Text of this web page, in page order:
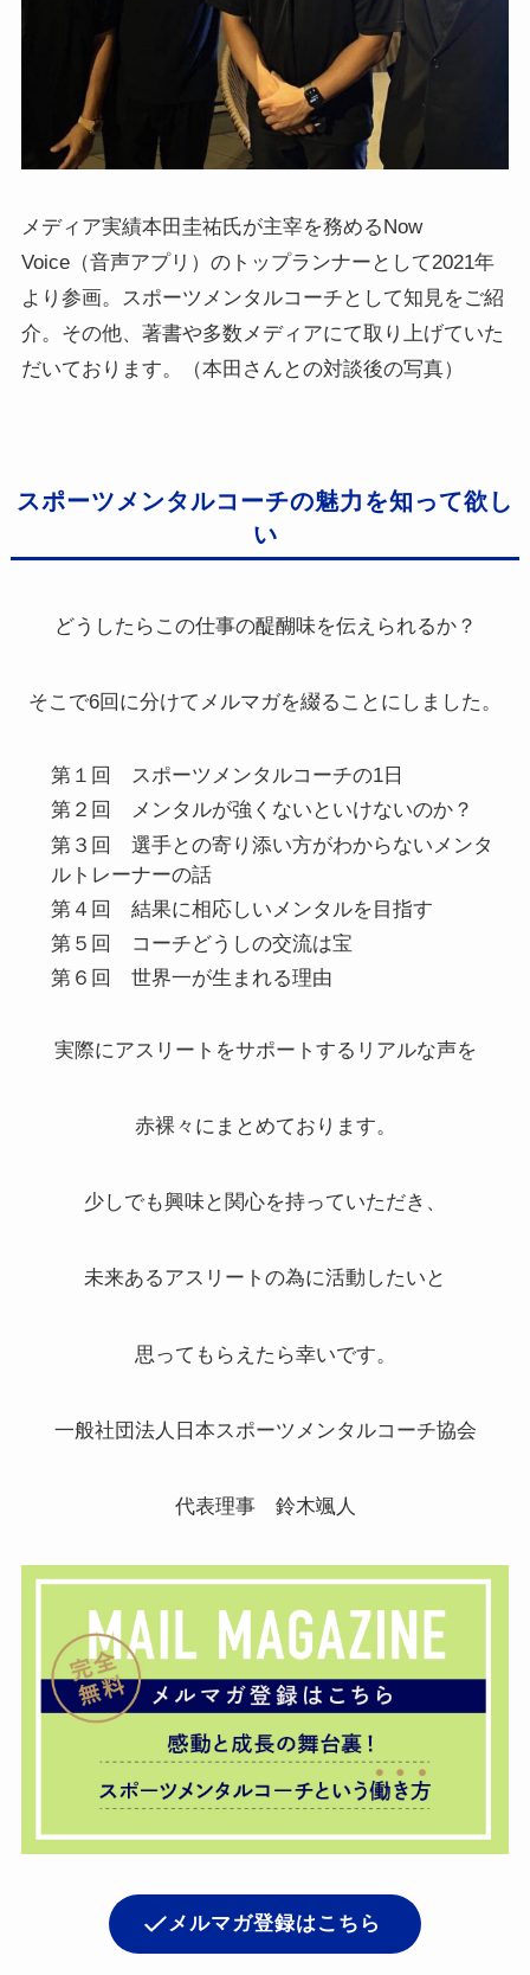
メディア実績本田圭祐氏が主宰を務めるNow
Voice（音声アプリ）のトップランナーとして2021年
より参画。スポーツメンタルコーチとして知見をご紹
介。その他、著書や多数メディアにて取り上げていた
だいております。（本田さんとの対談後の写真）
スポーツメンタルコーチの魅力を知って欲し
い
どうしたらこの仕事の醍醐味を伝えられるか？
そこで6回に分けてメルマガを綴ることにしました。
第１回 スポーツメンタルコーチの1日
第２回 メンタルが強くないといけないのか？
第３回 選手との寄り添い方がわからないメンタ
ルトレーナーの話
第４回 結果に相応しいメンタルを目指す
第５回 コーチどうしの交流は宝
第６回 世界一が生まれる理由
実際にアスリートをサポートするリアルな声を
赤裸々にまとめております。
少しでも興味と関心を持っていただき、
未来あるアスリートの為に活動したいと
思ってもらえたら幸いです。
一般社団法人日本スポーツメンタルコーチ協会
代表理事 鈴木颯人
メルマガ登録はこちら